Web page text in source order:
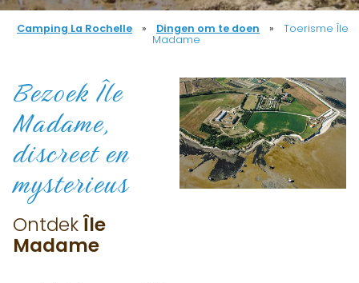
Camping La Rochelle » Dingen om te doen »
Toerisme Île
Madame
Bezoek Île
Madame,
discreeten
mysterieus
OntdekÎle
Madame